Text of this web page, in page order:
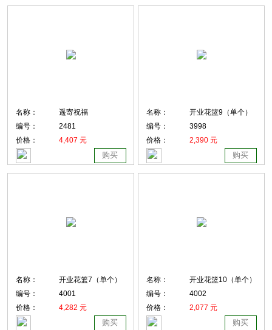
名称：
遥寄祝福
编号：
2481
价格：
4,407 元
购买
名称：
开业花篮9（单个）
编号：
3998
价格：
2,390 元
购买
名称：
开业花篮7（单个）
编号：
4001
价格：
4,282 元
购买
名称：
开业花篮10（单个）
编号：
4002
价格：
2,077 元
购买